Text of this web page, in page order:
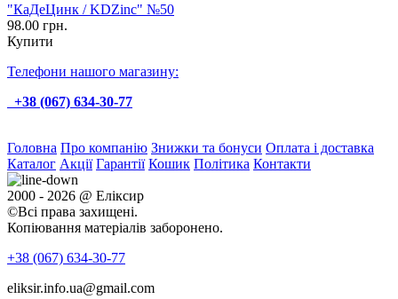
"КаДеЦинк / KDZinc" №50
98.00 грн.
Купити
Телефони нашого магазину:
+38 (067) 634-30-77
Головна Про компанію Знижки та бонуси Оплата і доставка
Каталог Акції Гарантії Кошик Політика Контакти
2000 - 2026 @ Еліксир
©Всі права захищені.
Копіювання матеріалів заборонено.
+38 (067) 634-30-77
eliksir.info.ua@gmail.com